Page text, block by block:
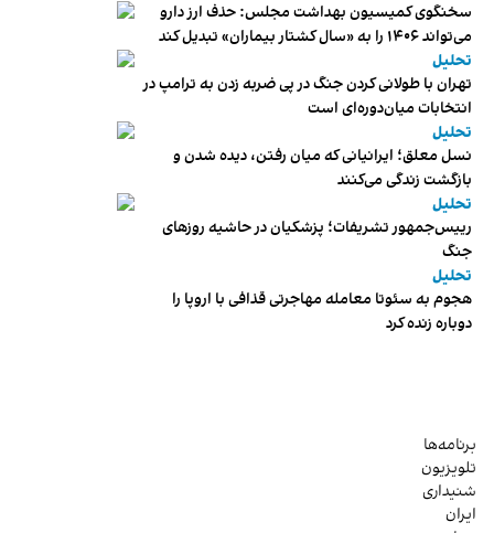
سخنگوی کمیسیون بهداشت مجلس: حذف ارز دارو
می‌تواند ۱۴۰۶ را به «سال کشتار بیماران» تبدیل کند
تحلیل
تهران با طولانی کردن جنگ در پی ضربه زدن به ترامپ در
انتخابات میان‌دوره‌ای است
تحلیل
نسل معلق؛ ایرانیانی که میان رفتن، دیده شدن و
بازگشت زندگی می‌کنند
تحلیل
رییس‌جمهور تشریفات؛ پزشکیان در حاشیه روزهای
جنگ
تحلیل
هجوم به سئوتا معامله مهاجرتی قذافی با اروپا را
دوباره زنده کرد
برنامه‌ها
تلویزیون
شنیداری
ایران